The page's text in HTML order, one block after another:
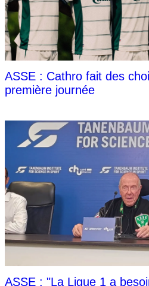
ASSE : Cathro fait des
première journée
ASSE : "La Ligue 1 a